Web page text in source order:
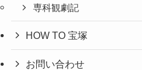
専科観劇記
HOW TO 宝塚
お問い合わせ